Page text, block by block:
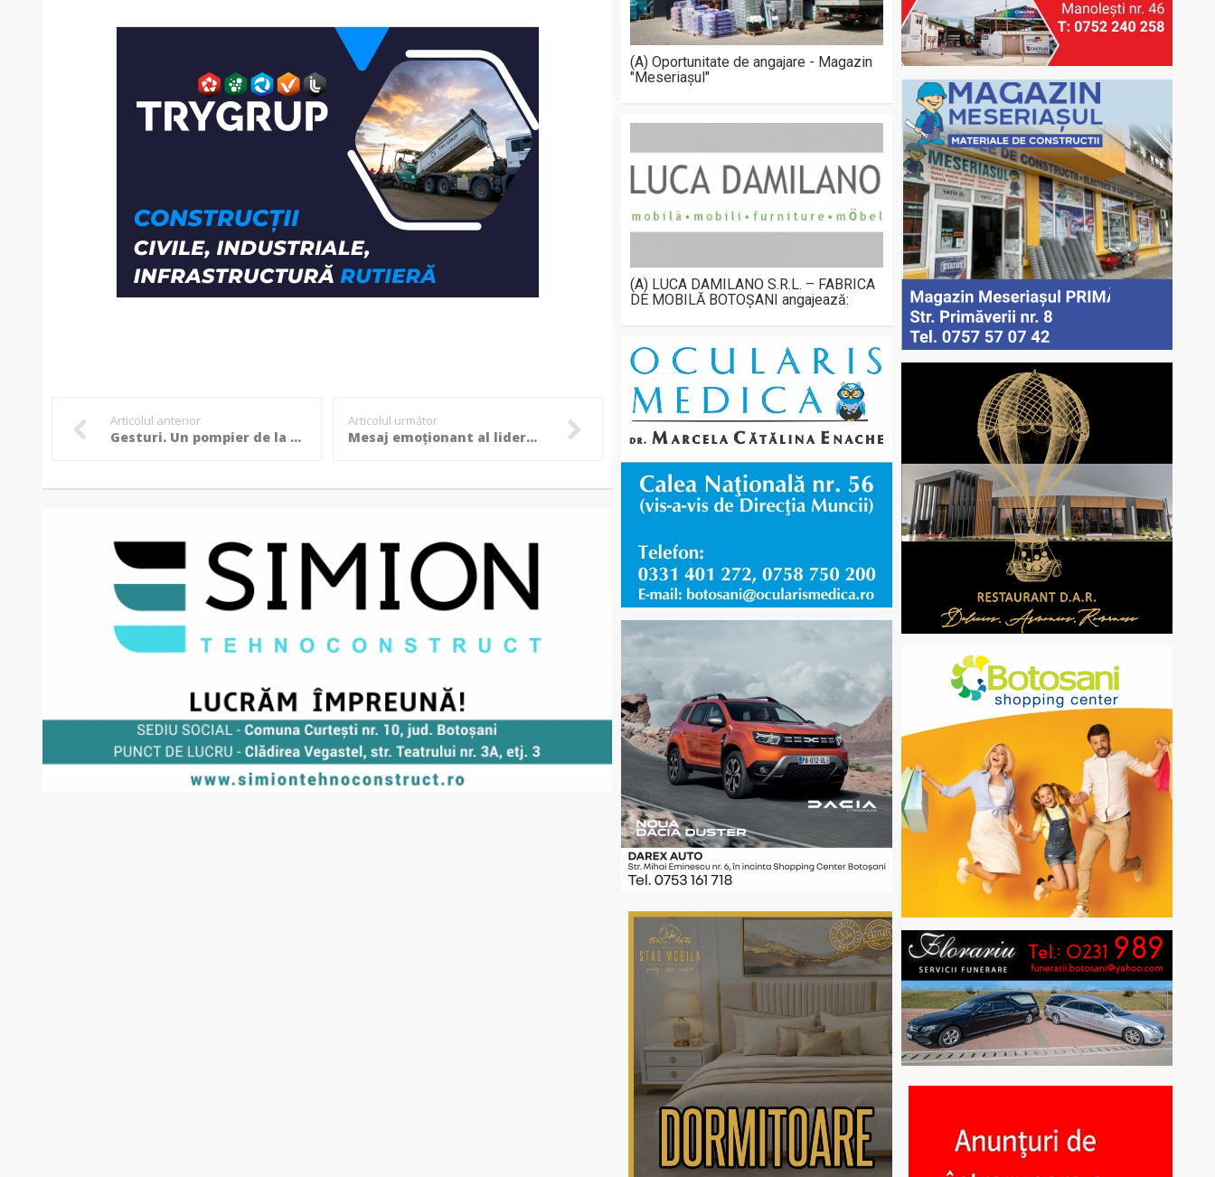
Articolul anterior
Gesturi. Un pompier de la Botoșani vrea să strângă bani pentru a reface casa distrusă de flăcări a unei familii cu 3 copii
Articolul următor
Mesaj emoționant al liderului „Grupului Civic” din Botoșani: „Fără voi, oameni cu suflet de aur, nu aș fi reușit!”
(A) Oportunitate de angajare - Magazin
"Meseriașul"
(A) LUCA DAMILANO S.R.L. – FABRICA
DE MOBILĂ BOTOȘANI angajează: